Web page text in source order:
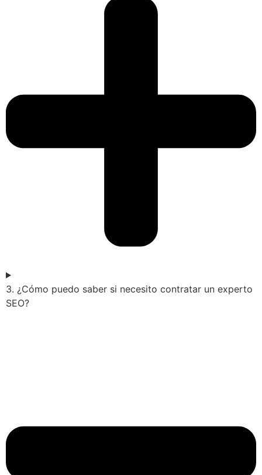
3. ¿Cómo puedo saber si necesito contratar un experto
SEO?